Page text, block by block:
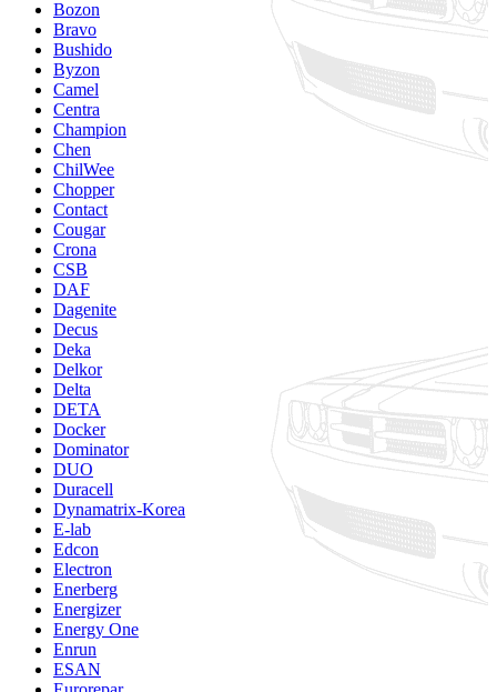
Bozon
Bravo
Bushido
Byzon
Camel
Centra
Champion
Chen
ChilWee
Chopper
Contact
Cougar
Crona
CSB
DAF
Dagenite
Decus
Deka
Delkor
Delta
DETA
Docker
Dominator
DUO
Duracell
Dynamatrix-Korea
E-lab
Edcon
Electron
Enerberg
Energizer
Energy One
Enrun
ESAN